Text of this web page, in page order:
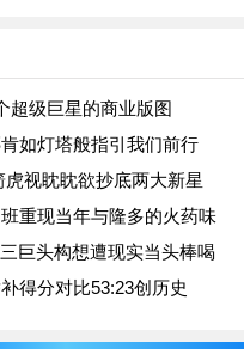
超级巨星的商业版图
如灯塔般指引我们前行
视眈眈欲抄底两大新星
重现当年与隆多的火药味
巨头构想遭现实当头棒喝
得分对比53:23创历史